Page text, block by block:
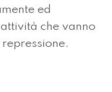
ed
che vanno